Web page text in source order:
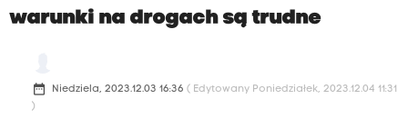
warunki na drogach są trudne
date_range Niedziela, 2023.12.03 16:36 ( Edytowany Poniedziałek, 2023.12.04 11:31
)